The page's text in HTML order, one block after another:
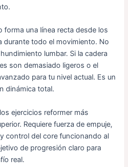
forma una línea recta desde los
durante todo el movimiento. No
lumbar. Si la cadera
son demasiado ligeros o el
para tu nivel actual. Es un
dinámica total.
ejercicios reformer más
Requiere fuerza de empuje,
control del core funcionando al
de progresión claro para
real.